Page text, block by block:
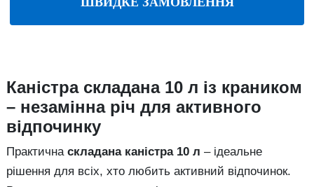
Каністра складана 10 л із краником
– незамінна річ для активного
відпочинку
Практична складана каністра 10 л – ідеальне
рішення для всіх, хто любить активний відпочинок.